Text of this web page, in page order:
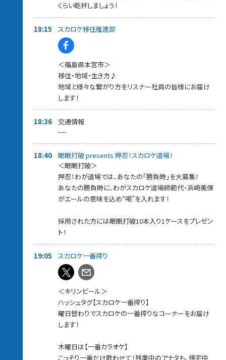
くらい乾杯しましょう！
18:15 スカロケ移住推進部
＜福島県本宮市＞
移住・地域・生き方♪
地域と様々な繋がり方をリスナー社員の皆様にお届け
します！
18:36
交通情報
---
18:40
眠眠打破 presents 押忍！スカロケ道場！
＜眠眠打破＞
押忍！わが道場では、あなたの「勝負時」を大募集！
あなたの勝負時に、わがスカロケ道場師範代・浜崎美保
がエールの意味を込め“喝”を入れます！
採用された方には眠眠打破10本入り1ケースをプレゼン
ト！
19:05 スカロケ一番搾り
＜キリンビール＞
ハッシュタグ【スカロケ一番搾り】
曜日替わりでスカロケの一番搾りなコーナーをお届け
します！
木曜日は【一番カラオケ】
こっそり一番だけ歌わせて！残業中のアナタも、帰宅中